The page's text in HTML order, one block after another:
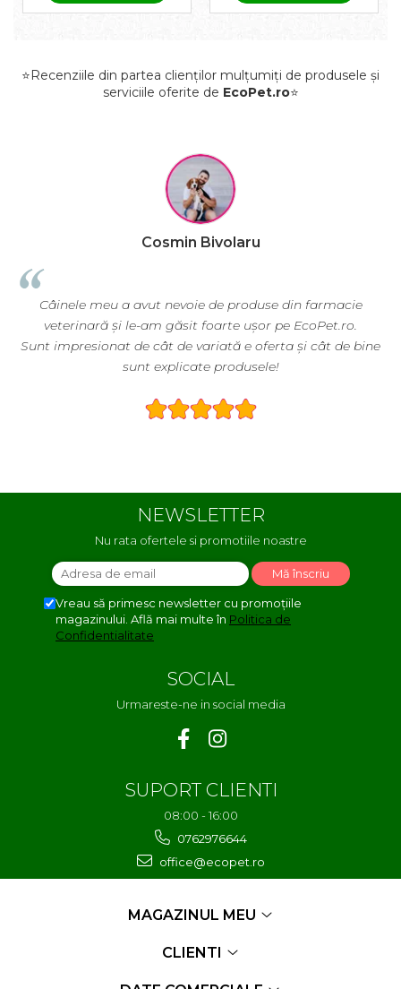
⭐Recenziile din partea clienților mulțumiți de produsele și
serviciile oferite de EcoPet.ro⭐
Cosmin Bivolaru
Câinele meu a avut nevoie de produse din farmacie
veterinară și le-am găsit foarte ușor pe EcoPet.ro.
Sunt impresionat de cât de variată e oferta și cât de bine
sunt explicate produsele!
NEWSLETTER
Nu rata ofertele si promotiile noastre
Vreau să primesc newsletter cu promoțiile
magazinului. Află mai multe în Politica de
Confidentialitate
SOCIAL
Urmareste-ne in social media
SUPORT CLIENTI
08:00 - 16:00
0762976644
office@ecopet.ro
MAGAZINUL MEU
CLIENTI